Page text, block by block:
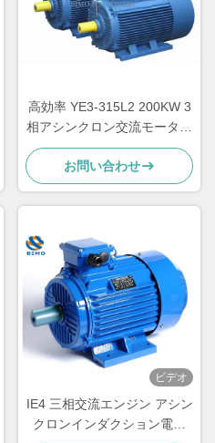
高効率 YE3-315L2 200KW 3
相アシンクロン交流モーター
220V 380V
お問い合わせ
ビデオ
IE4 三相交流エンジン アシン
クロンインダクション電機